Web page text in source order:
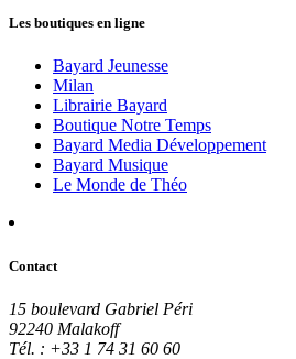
Les boutiques en ligne
Bayard Jeunesse
Milan
Librairie Bayard
Boutique Notre Temps
Bayard Media Développement
Bayard Musique
Le Monde de Théo
Contact
15 boulevard Gabriel Péri
92240 Malakoff
Tél. : +33 1 74 31 60 60